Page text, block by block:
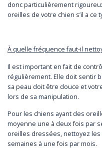
donc particulièrement
oreilles de votre chien s’il a ce
À quelle fréquence faut-il
Il est important en fait de
régulièrement. Elle doit sentir
sa peau doit être douce et
lors de sa manipulation.
Pour les chiens ayant des
moyenne une à deux fois par
oreilles dressées, nettoyez
semaines à une fois par mois.